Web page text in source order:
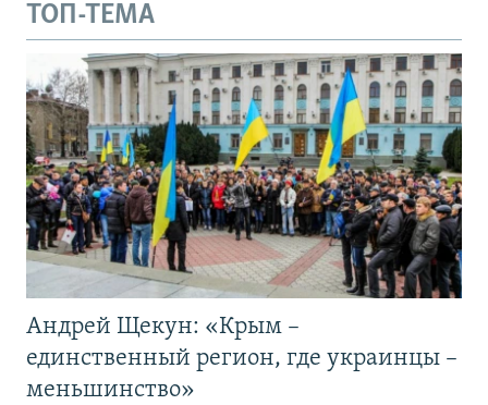
ТОП-ТЕМА
Андрей Щекун: «Крым –
единственный регион, где украинцы –
меньшинство»